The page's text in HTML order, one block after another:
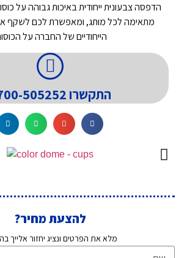
הדפסה צבעונית ייחודית באיכות גבוהה על
מתאימה לכל מותג, ומאפשרת לכם לשקף את
הייחודיים של החברה על
התקשרו 1700-505252
להצעת מחיר?
מלא את הפרטים ונציג יחזור אלייך